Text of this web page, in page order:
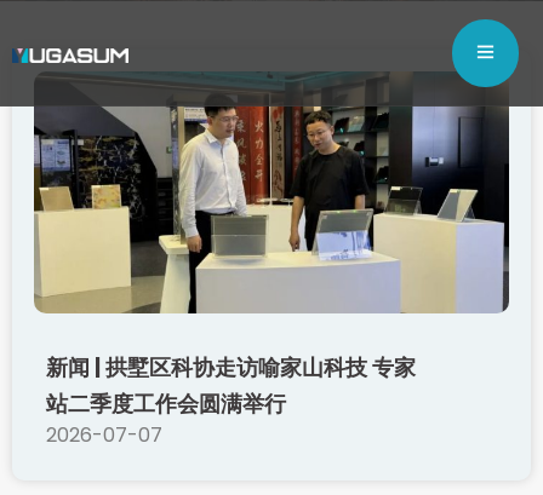
新闻 | 拱墅区科协走访喻家山科技 专家
站二季度工作会圆满举行
2026-07-07